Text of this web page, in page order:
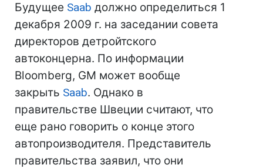
Будущее Saab должно определиться 1
декабря 2009 г. на заседании совета
директоров детройтского
автоконцерна. По информации
Bloomberg, GM может вообще
закрыть Saab. Однако в
правительстве Швеции считают, что
еще рано говорить о конце этого
автопроизводителя. Представитель
правительства заявил, что они